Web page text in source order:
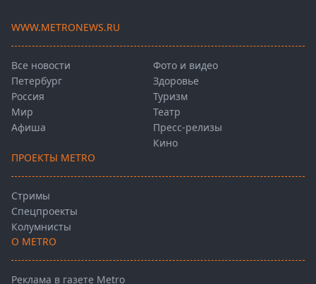
WWW.METRONEWS.RU
Все новости
Петербург
Россия
Мир
Афиша
Фото и видео
Здоровье
Туризм
Театр
Пресс-релизы
Кино
ПРОЕКТЫ METRO
Стримы
Спецпроекты
Колумнисты
О METRO
Реклама в газете Metro